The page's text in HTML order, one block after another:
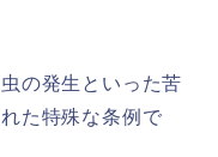
の発生といった苦
た特殊な条例で